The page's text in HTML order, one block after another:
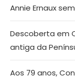
Annie Ernaux
Descoberta em
antiga da
Aos 79 anos,